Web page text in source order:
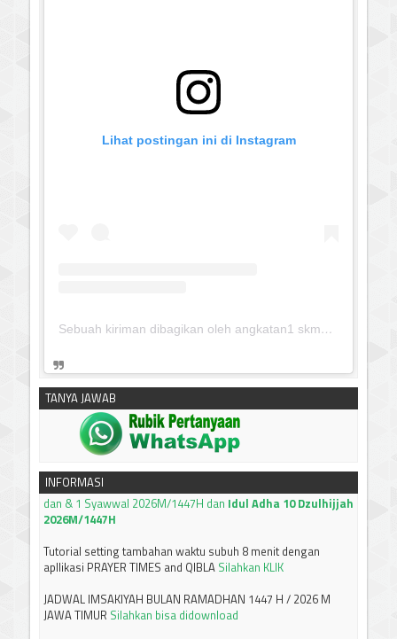
Lihat postingan ini di Instagram
Sebuah kiriman dibagikan oleh angkatan1 skmm 2020 (@albayaanyinfo)
TANYA JAWAB
INFORMASI
Muhammadiyah, Tentang Tanfidz Keputusan Munas XXXI
Tarjih: Tentang KRITERIA AWAL WAKTU SUBUH
------------------------------
Silahkan klik untuk download:Keputusan Pimpinan Pusat
Muhammadiyah Tentang Tanggal Awal Puasa 1 Ramadhan
dan & 1 Syawwal 2026M/1447H danIdul Adha 10 Dzulhijjah
2026M/1447H
Tutorial setting tambahan waktu subuh 8 menit dengan
JADWAL IMSAKIYAH BULAN RAMADHAN 1447 H / 2026 M
-----------------------------Terima kasih